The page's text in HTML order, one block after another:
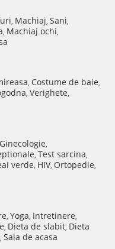
, Machiaj, Sani,
, Machiaj ochi,
, Costume de baie,
, Verighete,
Ginecologie,
, Test sarcina,
verde, HIV, Ortopedie,
, Yoga, Intretinere,
, Dieta de slabit, Dieta
, Sala de acasa